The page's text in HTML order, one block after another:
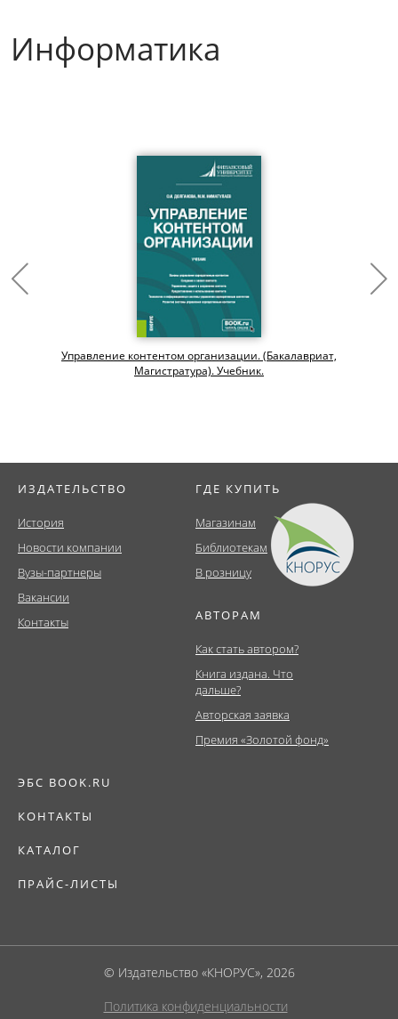
Информатика
Управление контентом организации. (Бакалавриат,
Магистратура). Учебник.
ИЗДАТЕЛЬСТВО
История
Новости компании
Вузы-партнеры
Вакансии
Контакты
ГДЕ КУПИТЬ
Магазинам
Библиотекам
В розницу
АВТОРАМ
Как стать автором?
Книга издана. Что
дальше?
Авторская заявка
Премия «Золотой фонд»
ЭБС BOOK.RU
КОНТАКТЫ
КАТАЛОГ
ПРАЙС-ЛИСТЫ
© Издательство «КНОРУС», 2026
Политика конфиденциальности